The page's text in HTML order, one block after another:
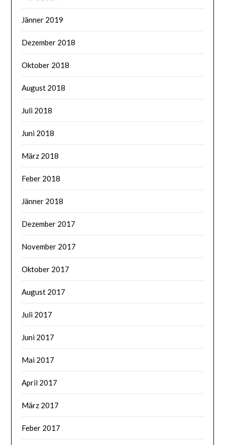
Jänner 2019
Dezember 2018
Oktober 2018
August 2018
Juli 2018
Juni 2018
März 2018
Feber 2018
Jänner 2018
Dezember 2017
November 2017
Oktober 2017
August 2017
Juli 2017
Juni 2017
Mai 2017
April 2017
März 2017
Feber 2017